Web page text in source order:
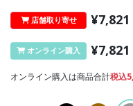
店舗取り寄せ ¥7,821
オンライン購入 ¥7,821
オンライン購入は商品合計税込